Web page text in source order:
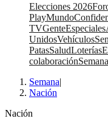
Elecciones 2026
PlayMundo
TVGenteEspeciales
UnidosVehículos
PatasSaludLoterías
colaboración
Semana|
Nación
Nación